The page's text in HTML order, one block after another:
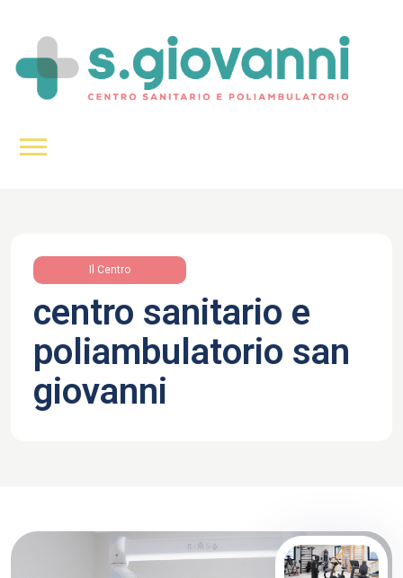
Il Centro
centro sanitario e
poliambulatorio san
giovanni